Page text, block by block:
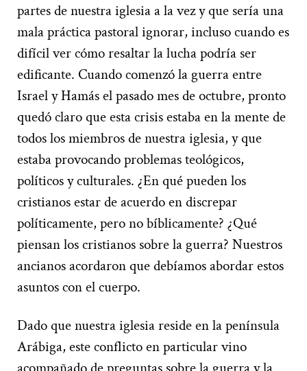
partes de nuestra iglesia a la vez y que sería una
mala práctica pastoral ignorar, incluso cuando es
difícil ver cómo resaltar la lucha podría ser
edificante. Cuando comenzó la guerra entre
Israel y Hamás el pasado mes de octubre, pronto
quedó claro que esta crisis estaba en la mente de
todos los miembros de nuestra iglesia, y que
estaba provocando problemas teológicos,
políticos y culturales. ¿En qué pueden los
cristianos estar de acuerdo en discrepar
políticamente, pero no bíblicamente? ¿Qué
piensan los cristianos sobre la guerra? Nuestros
ancianos acordaron que debíamos abordar estos
asuntos con el cuerpo.
Dado que nuestra iglesia reside en la península
Arábiga, este conflicto en particular vino